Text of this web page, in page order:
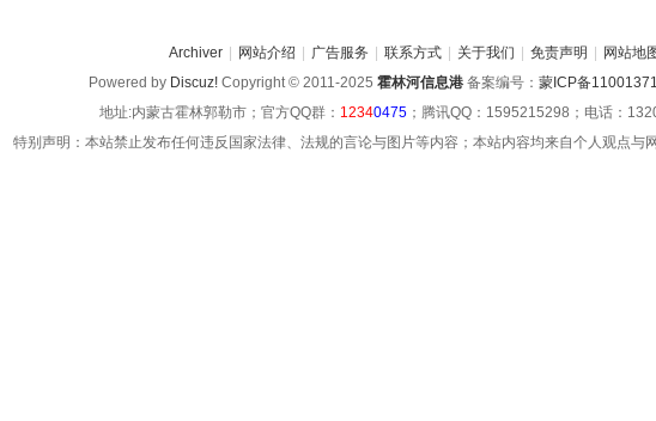
Archiver 网站介绍 广告服务 联系方式 关于我们 免责声明 网站地
Powered by Discuz! Copyright © 2011-2025 霍林河信息港 备案编号： 蒙ICP备
地址:内蒙古霍林郭勒市；官方QQ群： 12340475；腾讯QQ：1595215298；电话：
特别声明：本站禁止发布任何违反国家法律、法规的言论与图片等内容；本站内容均来自个人观点与